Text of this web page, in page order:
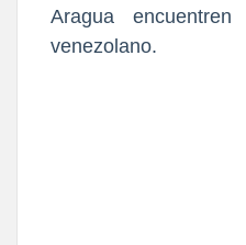
Aragua
venezolano.